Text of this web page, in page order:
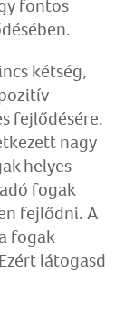
fontos
kétség,
fejlődésére.
nagy
helyes
fogak
fejlődni. A
fogak
látogasd